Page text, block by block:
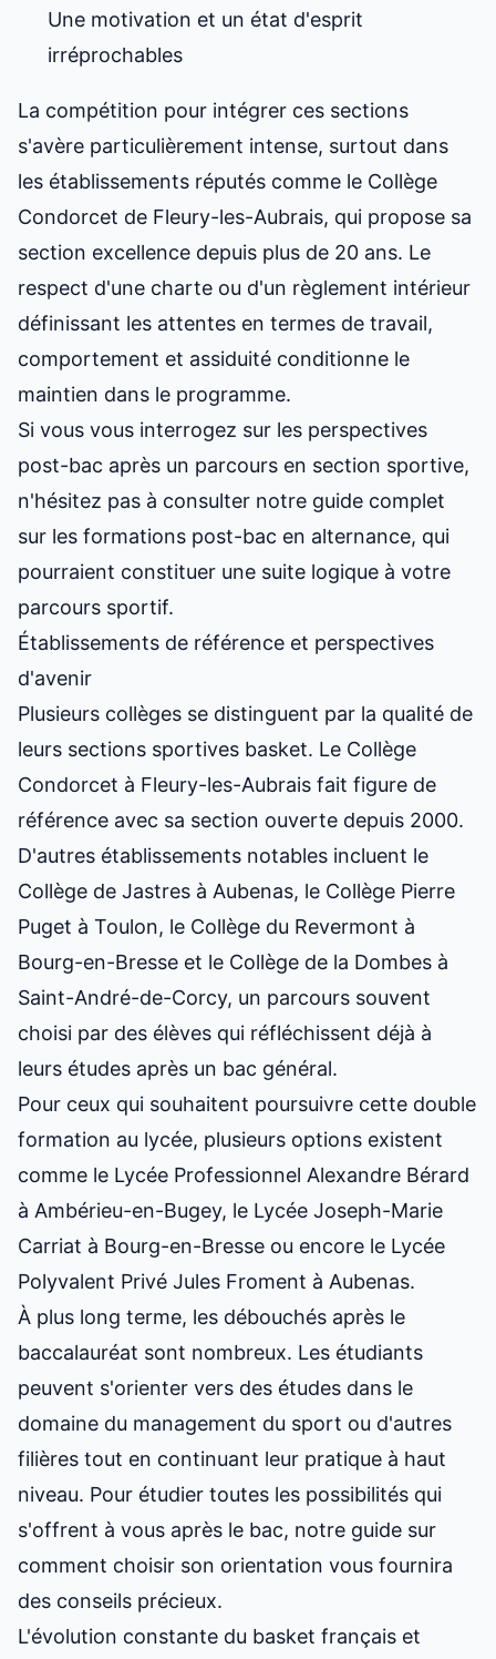
Une motivation et un état d'esprit
irréprochables
La compétition pour intégrer ces sections
s'avère particulièrement intense, surtout dans
les établissements réputés comme le Collège
Condorcet de Fleury-les-Aubrais, qui propose sa
section excellence depuis plus de 20 ans. Le
respect d'une charte ou d'un règlement intérieur
définissant les attentes en termes de travail,
comportement et assiduité conditionne le
maintien dans le programme.
Si vous vous interrogez sur les perspectives
post-bac après un parcours en section sportive,
n'hésitez pas à consulter notre guide complet
sur les formations post-bac en alternance, qui
pourraient constituer une suite logique à votre
parcours sportif.
Établissements de référence et perspectives
d'avenir
Plusieurs collèges se distinguent par la qualité de
leurs sections sportives basket. Le Collège
Condorcet à Fleury-les-Aubrais fait figure de
référence avec sa section ouverte depuis 2000.
D'autres établissements notables incluent le
Collège de Jastres à Aubenas, le Collège Pierre
Puget à Toulon, le Collège du Revermont à
Bourg-en-Bresse et le Collège de la Dombes à
Saint-André-de-Corcy, un parcours souvent
choisi par des élèves qui réfléchissent déjà à
leurs études après un bac général.
Pour ceux qui souhaitent poursuivre cette double
formation au lycée, plusieurs options existent
comme le Lycée Professionnel Alexandre Bérard
à Ambérieu-en-Bugey, le Lycée Joseph-Marie
Carriat à Bourg-en-Bresse ou encore le Lycée
Polyvalent Privé Jules Froment à Aubenas.
À plus long terme, les débouchés après le
baccalauréat sont nombreux. Les étudiants
peuvent s'orienter vers des études dans le
domaine du management du sport ou d'autres
filières tout en continuant leur pratique à haut
niveau. Pour étudier toutes les possibilités qui
s'offrent à vous après le bac, notre guide sur
comment choisir son orientation vous fournira
des conseils précieux.
L'évolution constante du basket français et